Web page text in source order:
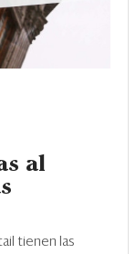
al
tienen las